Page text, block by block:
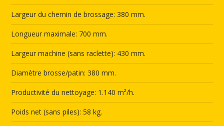
Largeur du chemin de brossage: 380 mm.
Longueur maximale: 700 mm.
Largeur machine (sans raclette): 430 mm.
Diamètre brosse/patin: 380 mm.
Productivité du nettoyage: 1.140 m²/h.
Poids net (sans piles): 58 kg.